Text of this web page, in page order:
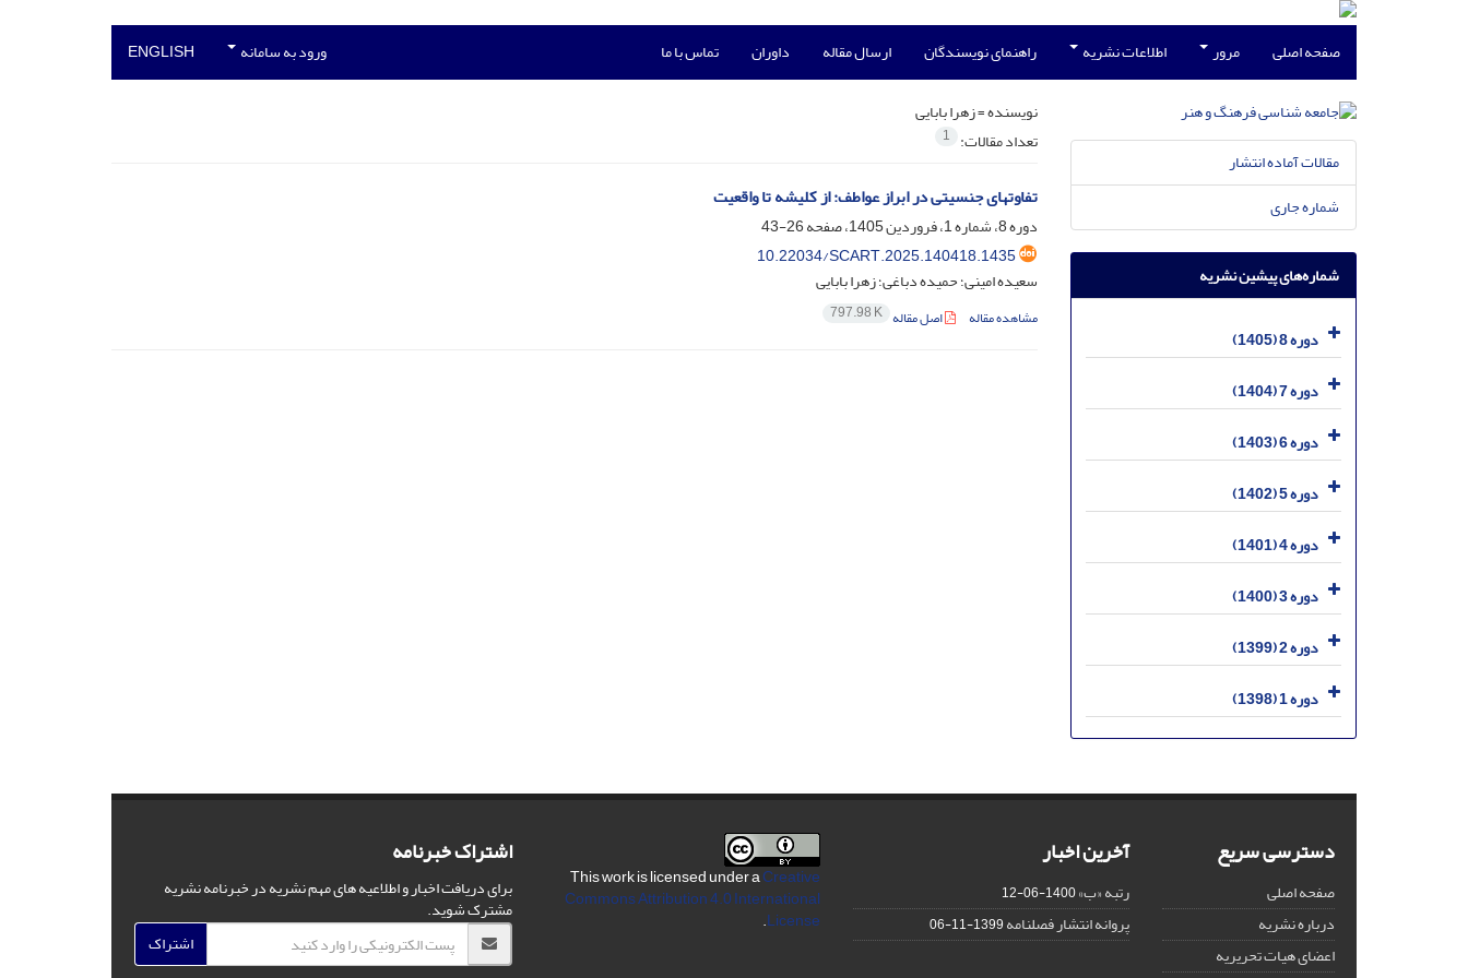
صفحه اصلی مرور اطلاعات نشریه راهنمای نویسندگان ارسال مقاله داوران تماس با ما ورود به سامانه ENGLISH
نویسنده =زهرا بابایی
تعداد مقالات: 1
تفاوتهای جنسیتی در ابراز عواطف: از کلیشه تا واقعیت
دوره 8، شماره 1، فروردین 1405، صفحه
26-43
10.22034/SCART.2025.140418.1435
سعیده امینی؛ حمیده دباغی؛ زهرا بابایی
مشاهده مقاله اصل مقاله 797.98 K
مقالات آماده انتشار
شماره جاری
شماره‌های پیشین نشریه
دوره 8 (1405)
دوره 7 (1404)
دوره 6 (1403)
دوره 5 (1402)
دوره 4 (1401)
دوره 3 (1400)
دوره 2 (1399)
دوره 1 (1398)
دسترسی سریع
صفحه اصلی
درباره نشریه
اعضای هیات تحریریه
آخرین اخبار
رتبه «ب»1400-06-12
پروانه انتشار فصلنامه1399-11-06
This work is licensed under aCreative
Commons Attribution 4.0 International
License
.
اشتراک خبرنامه
برای دریافت اخبار و اطلاعیه های مهم نشریه در خبرنامه نشریه
مشترک شوید.
اشتراک